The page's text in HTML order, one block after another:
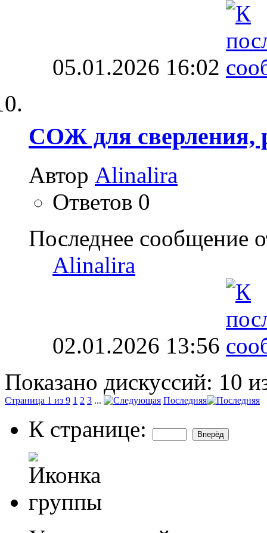
05.01.2026 16:02
СОЖ для сверления,
Автор Alinalira
Ответов 0
Последнее сообщение
Alinalira
02.01.2026 13:56
Показано дискуссий: 10
Страница 1 из 9 1 2 3 ... Последняя
К странице: